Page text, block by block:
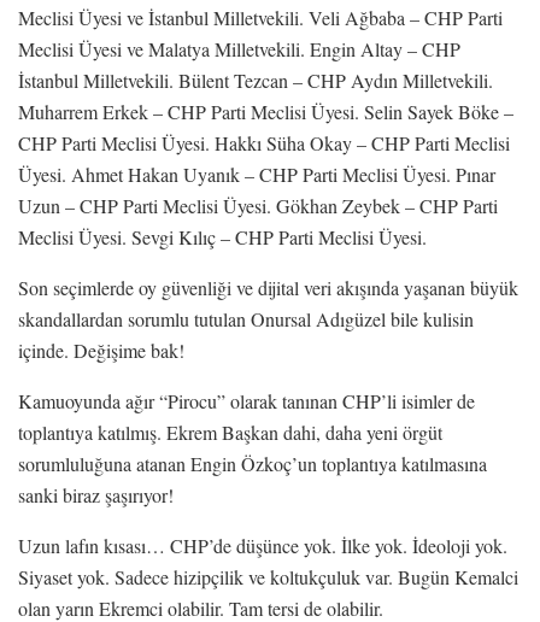
Meclisi Üyesi ve İstanbul Milletvekili. Veli Ağbaba – CHP Parti
Meclisi Üyesi ve Malatya Milletvekili. Engin Altay – CHP
İstanbul Milletvekili. Bülent Tezcan – CHP Aydın Milletvekili.
Muharrem Erkek – CHP Parti Meclisi Üyesi. Selin Sayek Böke –
CHP Parti Meclisi Üyesi. Hakkı Süha Okay – CHP Parti Meclisi
Üyesi. Ahmet Hakan Uyanık – CHP Parti Meclisi Üyesi. Pınar
Uzun – CHP Parti Meclisi Üyesi. Gökhan Zeybek – CHP Parti
Meclisi Üyesi. Sevgi Kılıç – CHP Parti Meclisi Üyesi.
Son seçimlerde oy güvenliği ve dijital veri akışında yaşanan büyük
skandallardan sorumlu tutulan Onursal Adıgüzel bile kulisin
içinde. Değişime bak!
Kamuoyunda ağır “Pirocu” olarak tanınan CHP’li isimler de
toplantıya katılmış. Ekrem Başkan dahi, daha yeni örgüt
sorumluluğuna atanan Engin Özkoç’un toplantıya katılmasına
sanki biraz şaşırıyor!
Uzun lafın kısası… CHP’de düşünce yok. İlke yok. İdeoloji yok.
Siyaset yok. Sadece hizipçilik ve koltukçuluk var. Bugün Kemalci
olan yarın Ekremci olabilir. Tam tersi de olabilir.